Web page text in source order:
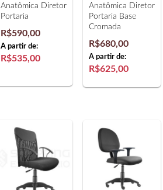
Anatômica Diretor
Portaria
R$590,00
A partir de:
R$535,00
Anatômica Diretor
Portaria Base
Cromada
R$680,00
A partir de:
R$625,00